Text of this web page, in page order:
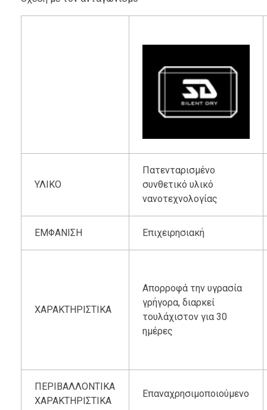
ΥΛΙΚΟ
Πατενταρισμένο
συνθετικό υλικό
νανοτεχνολογίας
ΕΜΦΑΝΙΣΗ Επιχειρησιακή
ΧΑΡΑΚΤΗΡΙΣΤΙΚΑ
Απορροφά την υγρασία
γρήγορα, διαρκεί
τουλάχιστον για 30
ημέρες
ΠΕΡΙΒΑΛΛΟΝΤΙΚΑ
ΧΑΡΑΚΤΗΡΙΣΤΙΚΑ
Επαναχρησιμοποιούμενο